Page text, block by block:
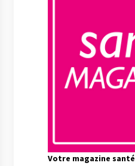
Votre magazine santé